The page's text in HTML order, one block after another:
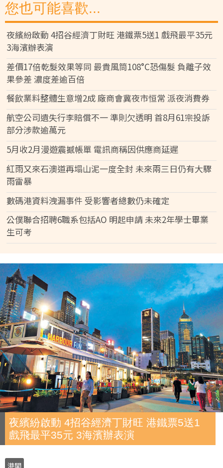
您也可能喜歡...
夜繽紛啟動 4招谷經濟丁財旺 港鐵票5送1 戲飛最平35元
3海濱辦表演
差價17倍乾髮效果等同 最貴風筒108°C恐傷髮 負離子效
果參差 濃度差逾百倍
餐飲業料整體生意增2成 廠商會冀夜市恒常 派夜消費券
航空公司遺失行李賠償不一 準則欠透明 首8月61宗投訴
部分涉款逾萬元
5月收2月漫遊震撼帳單 電訊商稱因供應商延遲
紅雨又來石澳道再塌山泥一度全封 未來兩三日仍有大驟
雨雷暴
數碼港資料洩漏事件 受影響者總數仍未確定
公僕聯合招聘6職系包括AO 明起申請 未來2年學士畢業
生可考
夜繽紛啟動 4招谷經濟丁財旺 港鐵票5送1
戲飛最平35元 3海濱辦表演
港聞